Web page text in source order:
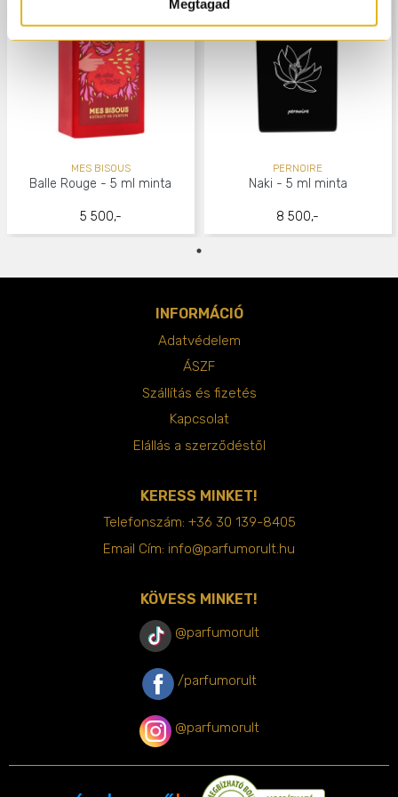
Megtagad
5 500,-
MES BISOUS
Balle Rouge - 5 ml minta
8 500,-
PERNOIRE
Naki - 5 ml minta
INFORMÁCIÓ
Adatvédelem
ÁSZF
Szállítás és fizetés
Kapcsolat
Elállás a szerződéstől
KERESS MINKET!
Telefonszám: +36 30 139-8405
Email Cím: info@parfumorult.hu
KÖVESS MINKET!
@parfumorult
/parfumorult
@parfumorult